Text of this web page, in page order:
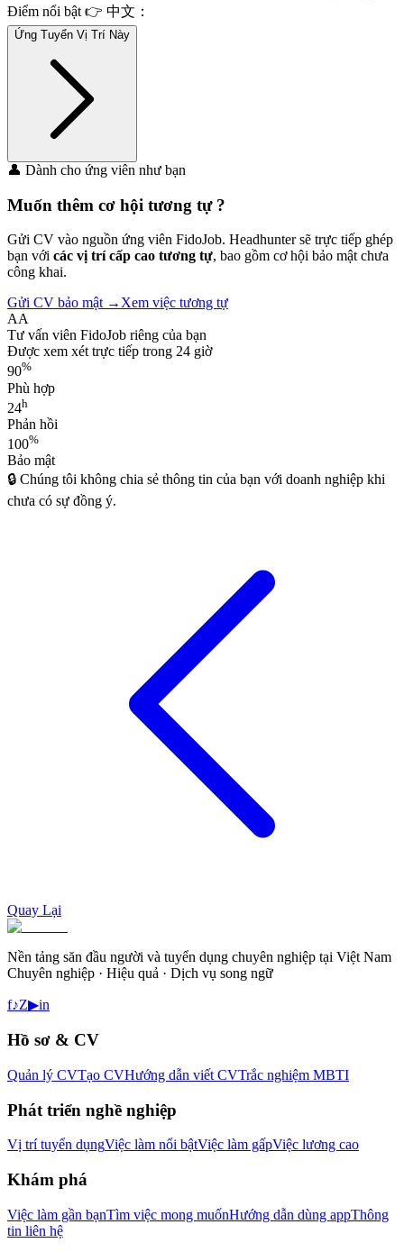
Điểm nổi bật 👉 中文：
Ứng Tuyển Vị Trí Này
👤 Dành cho ứng viên như bạn
Muốn thêm cơ hội tương tự ?
Gửi CV vào nguồn ứng viên FidoJob. Headhunter sẽ trực tiếp ghép
bạn với các vị trí cấp cao tương tự, bao gồm cơ hội bảo mật chưa
công khai.
Gửi CV bảo mật →Xem việc tương tự
AA
Tư vấn viên FidoJob riêng của bạn
Được xem xét trực tiếp trong 24 giờ
90%
Phù hợp
24h
Phản hồi
100%
Bảo mật
🔒 Chúng tôi không chia sẻ thông tin của bạn với doanh nghiệp khi
chưa có sự đồng ý.
Quay Lại
Nền tảng săn đầu người và tuyển dụng chuyên nghiệp tại Việt Nam
Chuyên nghiệp · Hiệu quả · Dịch vụ song ngữ
f♪Z▶in
Hồ sơ & CV
Quản lý CVTạo CVHướng dẫn viết CVTrắc nghiệm MBTI
Phát triển nghề nghiệp
Vị trí tuyển dụngViệc làm nổi bậtViệc làm gấpViệc lương cao
Khám phá
Việc làm gần bạnTìm việc mong muốnHướng dẫn dùng appThông
tin liên hệ